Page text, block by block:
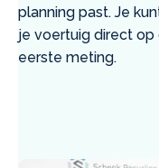
planning past. Je
je voertuig direct
eerste meting.